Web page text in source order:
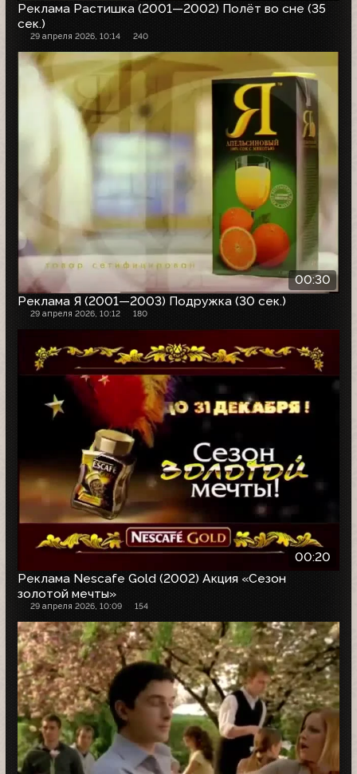
Реклама Растишка (2001—2002) Полёт во сне (35
сек.)
29 апреля 2026, 10:14 240
00:30
Реклама Я (2001—2003) Подружка (30 сек.)
29 апреля 2026, 10:12 180
00:20
Реклама Nescafe Gold (2002) Акция «Сезон
золотой мечты»
29 апреля 2026, 10:09 154